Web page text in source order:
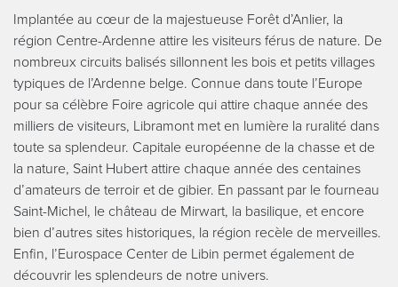
Implantée au cœur de la majestueuse Forêt d’Anlier, la
région Centre-Ardenne attire les visiteurs férus de nature. De
nombreux circuits balisés sillonnent les bois et petits villages
typiques de l’Ardenne belge. Connue dans toute l’Europe
pour sa célèbre Foire agricole qui attire chaque année des
milliers de visiteurs, Libramont met en lumière la ruralité dans
toute sa splendeur. Capitale européenne de la chasse et de
la nature, Saint Hubert attire chaque année des centaines
d’amateurs de terroir et de gibier. En passant par le fourneau
Saint-Michel, le château de Mirwart, la basilique, et encore
bien d’autres sites historiques, la région recèle de merveilles.
Enfin, l’Eurospace Center de Libin permet également de
découvrir les splendeurs de notre univers.